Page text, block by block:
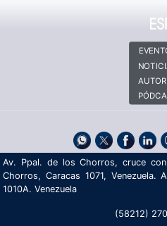
Av. Ppal. de los Chorros, cruce
Chorros, Caracas 1071, Venezuela.
1010A. Venezuela
(58212)